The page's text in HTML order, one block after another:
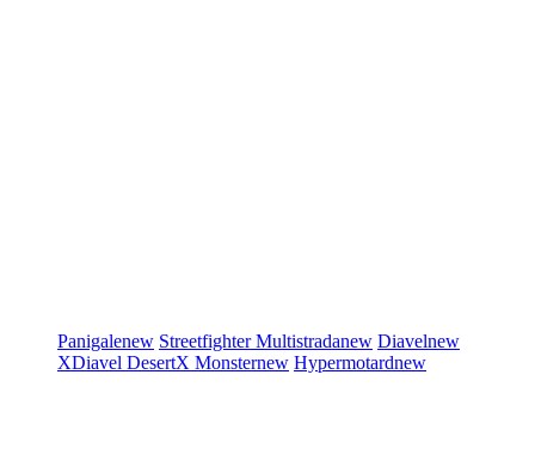
Panigalenew StreetfighterMultistradanew Diavelnew
XDiavel DesertX Monsternew Hypermotardnew